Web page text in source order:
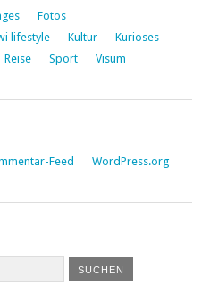
Fotos
lifestyle Kultur
Kurioses
Reise Sport Visum
Feed WordPress.org